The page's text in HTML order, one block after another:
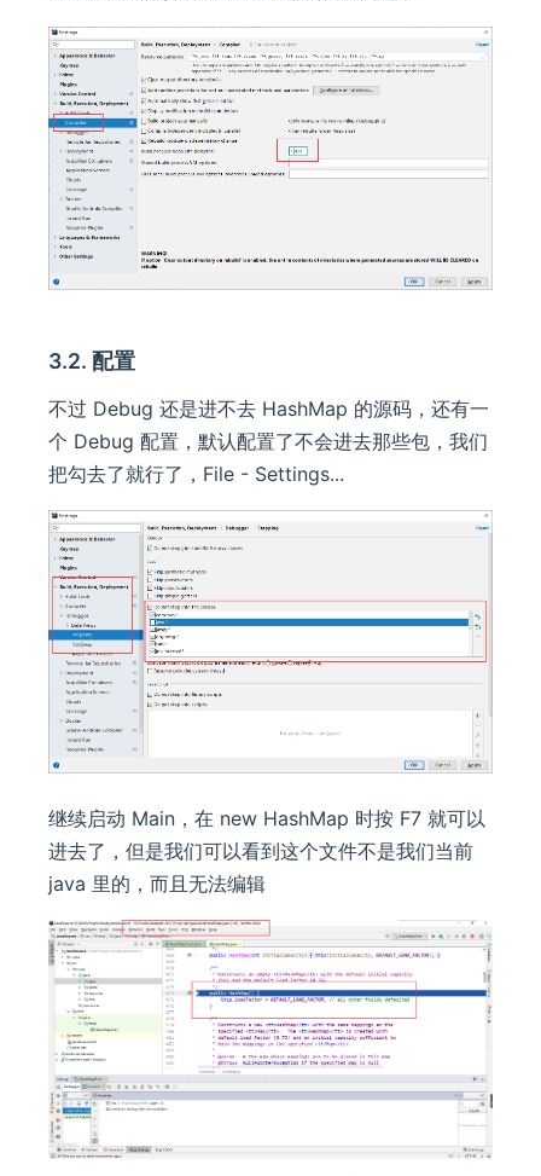
3.2. 配置
不过 Debug 还是进不去 HashMap 的源码，还有一
个 Debug 配置，默认配置了不会进去那些包，我们
把勾去了就行了，File - Settings...
继续启动 Main，在 new HashMap 时按 F7 就可以
进去了，但是我们可以看到这个文件不是我们当前
java 里的，而且无法编辑